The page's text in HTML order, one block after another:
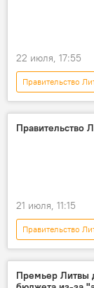
22 июля, 17:55
Правительство
Литва
В
электричество
Правительство
21 июля, 11:15
Правительство
Мультимедиа
Перемены в
Премьер Литвы